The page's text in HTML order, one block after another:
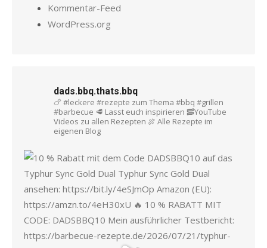
Kommentar-Feed
WordPress.org
dads.bbq.thats.bbq
🍗 #leckere #rezepte zum Thema #bbq #grillen
#barbecue 🥩 Lasst euch inspirieren 🥓YouTube
Videos zu allen Rezepten 🍖 Alle Rezepte im
eigenen Blog